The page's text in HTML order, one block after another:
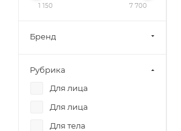
1 150 7 700
Бренд
Рубрика
Для лица
Для лица
Для тела